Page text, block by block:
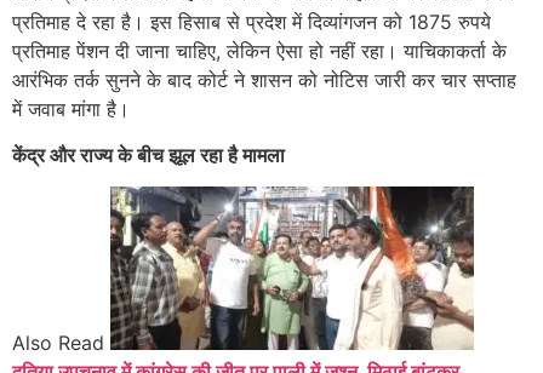
प्रतिमाह दे रहा है। इस हिसाब से प्रदेश में दिव्यांगजन को 1875 रुपये
प्रतिमाह पेंशन दी जाना चाहिए, लेकिन ऐसा हो नहीं रहा। याचिकाकर्ता के
आरंभिक तर्क सुनने के बाद कोर्ट ने शासन को नोटिस जारी कर चार सप्ताह
में जवाब मांगा है।
केंद्र और राज्य के बीच झूल रहा है मामला
Also Read